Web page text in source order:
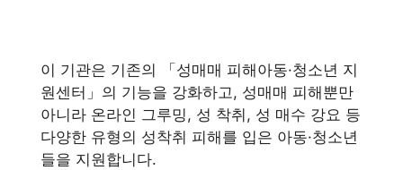
이 기관은 기존의 「성매매 피해아동·청소년 지
원센터」의 기능을 강화하고, 성매매 피해뿐만
아니라 온라인 그루밍, 성 착취, 성 매수 강요 등
다양한 유형의 성착취 피해를 입은 아동·청소년
들을 지원합니다.